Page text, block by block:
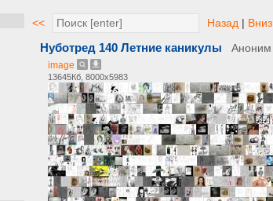
<< Назад | Вниз
Нуботред 140 Летние каникулы Аноним
image
13645Кб, 8000x5983